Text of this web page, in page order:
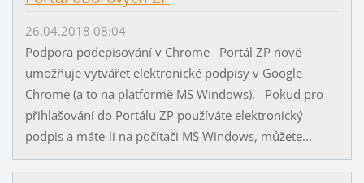
26.04.2018 08:04
Podpora podepisování v Chrome Portál ZP nově
umožňuje vytvářet elektronické podpisy v Google
Chrome (a to na platformě MS Windows). Pokud pro
přihlašování do Portálu ZP používáte elektronický
podpis a máte-li na počítači MS Windows, můžete...